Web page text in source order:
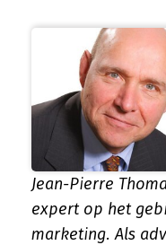
Jean-Pierre
expert op het
marketing. Als